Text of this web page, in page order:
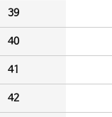
39
40
41
42